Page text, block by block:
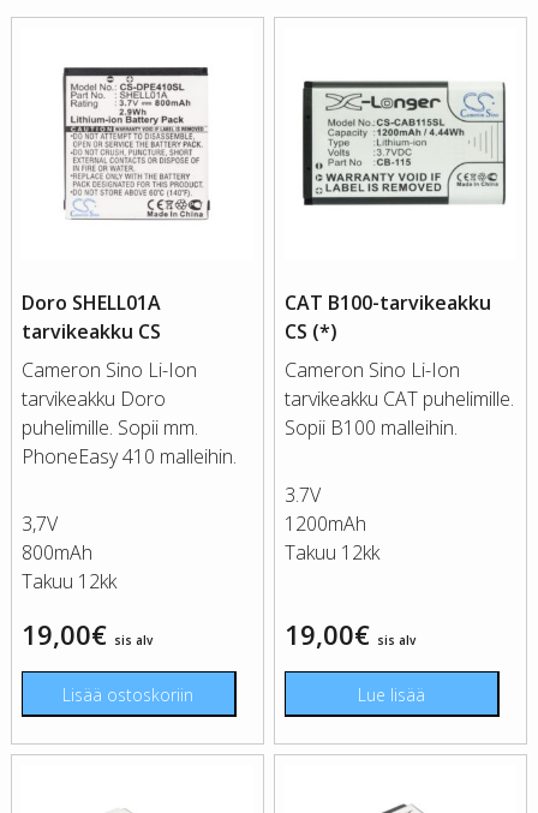
Doro SHELL01A
tarvikeakku CS
Cameron Sino Li-Ion
tarvikeakku Doro
puhelimille. Sopii mm.
PhoneEasy 410 malleihin.
3,7V
800mAh
Takuu 12kk
19,00€ sis alv
Lisää ostoskoriin
CAT B100-tarvikeakku
CS (*)
Cameron Sino Li-Ion
tarvikeakku CAT puhelimille.
Sopii B100 malleihin.
3.7V
1200mAh
Takuu 12kk
19,00€ sis alv
Lue lisää